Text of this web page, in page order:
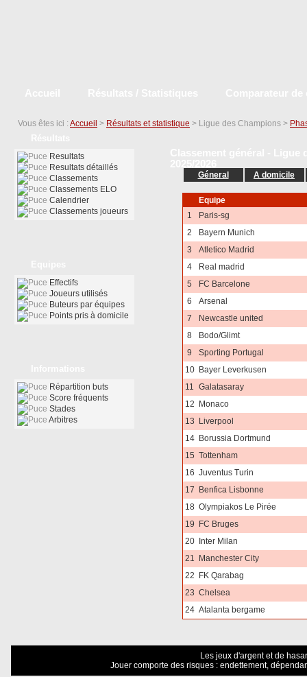
Vous êtes ici : Accueil > Résultats et statistique > Ligue des Champions >
Géneral A domicile
Equipe
1
Paris-sg
2
Bayern Munich
3
Atletico Madrid
4
Real madrid
5
FC Barcelone
6
Arsenal
7
Newcastle united
8
Bodo/Glimt
9
Sporting Portugal
10
Bayer Leverkusen
11 Galatasaray
12
Monaco
13
Liverpool
14
Borussia Dortmund
15 Tottenham
16 Juventus Turin
17
Benfica Lisbonne
18 Olympiakos Le Pirée
19
FC Bruges
20
Inter Milan
21
Manchester City
22
FK Qarabag
23 Chelsea
24 Atalanta bergame
Resultats
Resultats détaillés
Classements
Classements ELO
Calendrier
Classements joueurs
Effectifs
Joueurs utilisés
Buteurs par équipes
Points pris à domicile
Répartition buts
Score fréquents
Stades
Arbitres
Les jeux d'argent et de
Jouer comporte des risques : endettement,